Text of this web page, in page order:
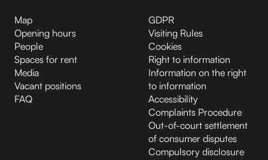
Map
Opening hours
People
Spaces for rent
Media
Vacant positions
FAQ
GDPR
Visiting Rules
Cookies
Right to information
Information on the right
to information
Accessibility
Complaints Procedure
Out-of-court settlement
of consumer disputes
Compulsory disclosure